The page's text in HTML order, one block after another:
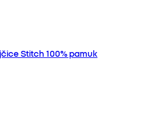
Stitch 100% pamuk